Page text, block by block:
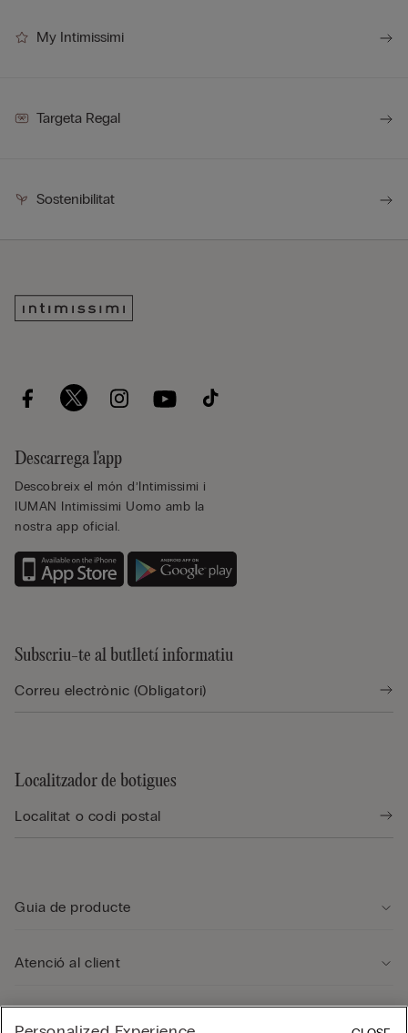
My Intimissimi
Targeta Regal
Sostenibilitat
Descarrega l'app
Descobreix el món d’Intimissimi i
IUMAN Intimissimi Uomo amb la
nostra app oficial.
Subscriu-te al butlletí informatiu
Localitzador de botigues
Guia de producte
Atenció al client